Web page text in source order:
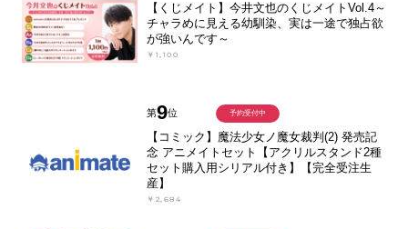
【くじメイト】今井文也のくじメイトVol.4～
チャラめに見える幼馴染、実は一途で独占欲
が強いんです～
￥1,100
第9位
【コミック】魔法少女ノ魔女裁判(2) 発売記
念 アニメイトセット【アクリルスタンド2種
セット購入用シリアル付き】【完全受注生
産】
￥2,684
予約受付中